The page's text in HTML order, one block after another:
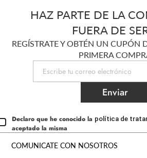
HAZ PARTE DE LA
FUERA DE
REGÍSTRATE Y OBTÉN UN CUPÓN
PRIMERA
Enviar
Declaro que he conocido la política de
aceptado la misma
COMUNICATE CON NOSOTROS